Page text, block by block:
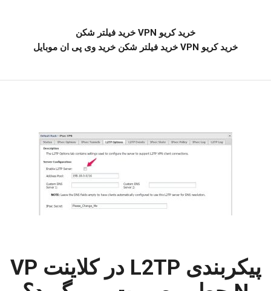
خرید کریو VPN خرید فیلتر شکن
خرید کریو VPN خرید فیلتر شکن خرید وی پی ان موبایل
پیکربندی L2TP در کلاینت VP